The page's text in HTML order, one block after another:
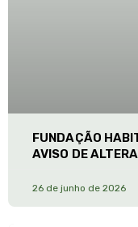
FUNDAÇÃO
AVISO DE
26 de junho de 2026